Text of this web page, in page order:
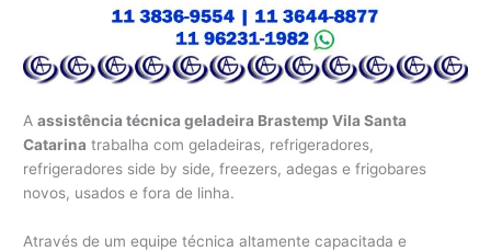
Aassistência técnica geladeira Brastemp Vila Santa
Catarina trabalha com geladeiras, refrigeradores,
refrigeradores side by side, freezers, adegas e frigobares
novos, usados e fora de linha.
Através de um equipe técnica altamente capacitada e